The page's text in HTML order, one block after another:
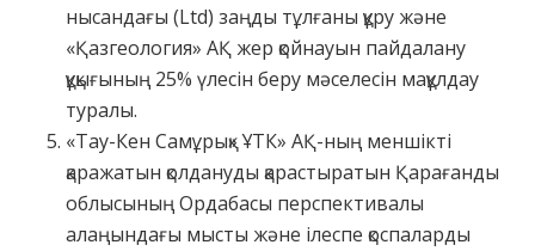
нысандағы (Ltd) заңды тұлғаны құру және
«Қазгеология» АҚ жер қойнауын пайдалану
құқығының 25% үлесін беру мәселесін мақұлдау
туралы.
«Тау-Кен Самұрық» ҰТК» АҚ-ның меншікті
қаражатын қолдануды қарастыратын Қарағанды
облысының Ордабасы перспективалы
алаңындағы мысты және ілеспе қоспаларды